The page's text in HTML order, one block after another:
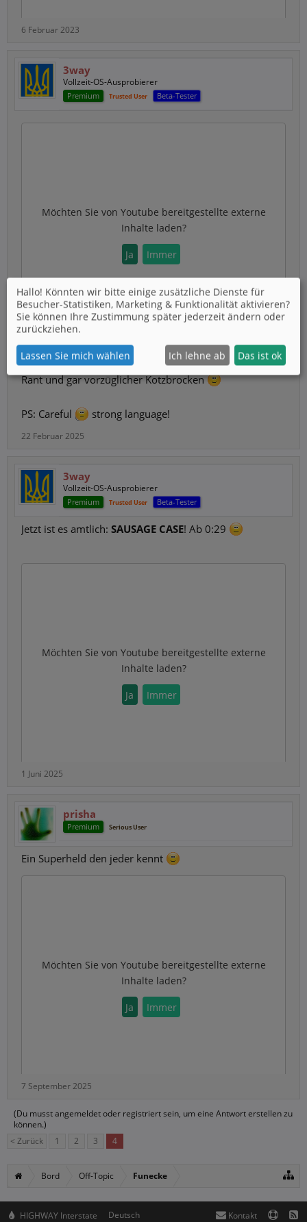
6 Februar 2023
3way
Vollzeit-OS-Ausprobierer
Premium Trusted User Beta-Tester
Möchten Sie von Youtube bereitgestellte externe
Inhalte laden?
Ja Immer
Vorwarnung: Ist englisch, aber trotzdem ein herrlicher
Rant und gar vorzüglicher Kotzbrocken
PS: Careful strong language!
22 Februar 2025
3way
Vollzeit-OS-Ausprobierer
Premium Trusted User Beta-Tester
Jetzt ist es amtlich: SAUSAGE CASE! Ab 0:29
Möchten Sie von Youtube bereitgestellte externe
Inhalte laden?
Ja Immer
1 Juni 2025
prisha
Premium Serious User
Ein Superheld den jeder kennt
Möchten Sie von Youtube bereitgestellte externe
Inhalte laden?
Ja Immer
7 September 2025
(Du musst angemeldet oder registriert sein, um eine Antwort erstellen zu
können.)
< Zurück
1 2 3 4
Bord Off-Topic Funecke
HIGHWAY Interstate Deutsch Kontakt
Hallo! Könnten wir bitte einige zusätzliche Dienste für
Besucher-Statistiken, Marketing & Funktionalität aktivieren?
Sie können Ihre Zustimmung später jederzeit ändern oder
zurückziehen.
Lassen Sie mich wählen Ich lehne ab Das ist ok